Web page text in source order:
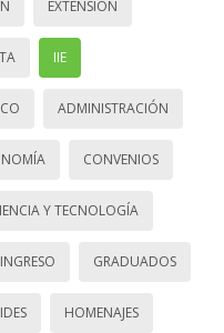
EXTENSIÓN
IIE
ADMINISTRACIÓN
CONVENIOS
Y TECNOLOGÍA
INGRESO GRADUADOS
HOMENAJES